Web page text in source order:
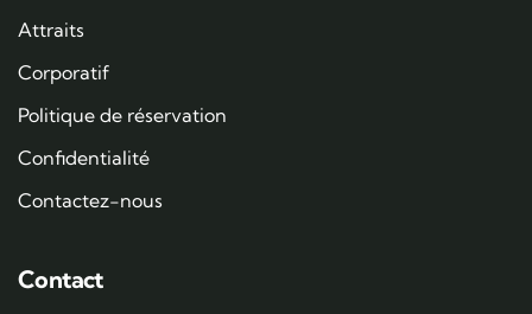
Attraits
Corporatif
Politique de réservation
Confidentialité
Contactez-nous
Contact